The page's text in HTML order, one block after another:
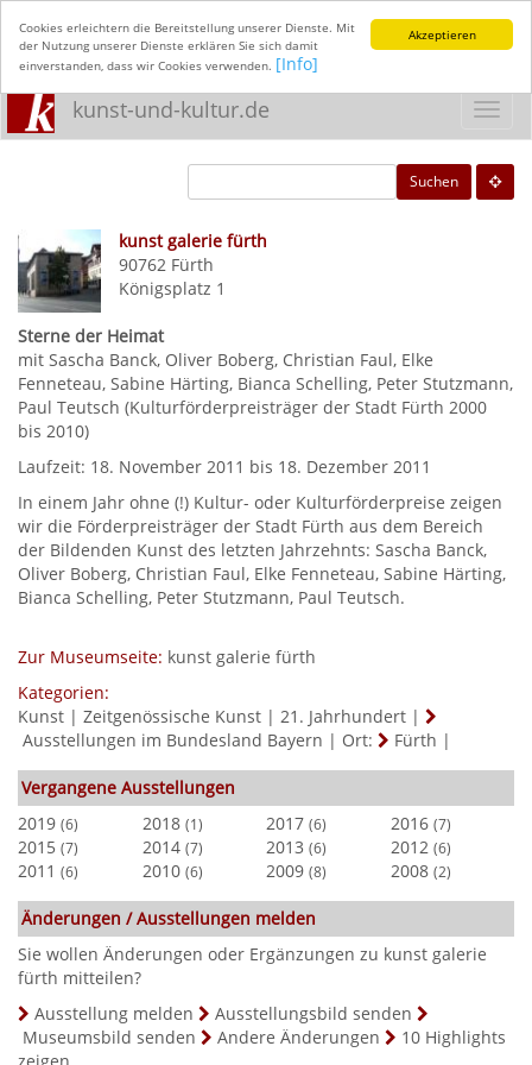
Akzeptieren
Cookies erleichtern die Bereitstellung unserer Dienste. Mit
der Nutzung unserer Dienste erklären Sie sich damit
einverstanden, dass wir Cookies verwenden. [Info]
kunst-und-kultur.de
Suchen
kunst galerie fürth
90762 Fürth
Königsplatz 1
Sterne der Heimat
mit Sascha Banck, Oliver Boberg, Christian Faul, Elke
Fenneteau, Sabine Härting, Bianca Schelling, Peter Stutzmann,
Paul Teutsch (Kulturförderpreisträger der Stadt Fürth 2000
bis 2010)
Laufzeit: 18. November 2011 bis 18. Dezember 2011
In einem Jahr ohne (!) Kultur- oder Kulturförderpreise zeigen
wir die Förderpreisträger der Stadt Fürth aus dem Bereich
der Bildenden Kunst des letzten Jahrzehnts: Sascha Banck,
Oliver Boberg, Christian Faul, Elke Fenneteau, Sabine Härting,
Bianca Schelling, Peter Stutzmann, Paul Teutsch.
Zur Museumseite: kunst galerie fürth
Kategorien:
Kunst | Zeitgenössische Kunst | 21. Jahrhundert |
Ausstellungen im Bundesland Bayern | Ort: Fürth |
Vergangene Ausstellungen
2019 (6) 2018 (1) 2017 (6) 2016 (7)
2015 (7) 2014 (7) 2013 (6) 2012 (6)
2011 (6) 2010 (6) 2009 (8) 2008 (2)
Änderungen / Ausstellungen melden
Sie wollen Änderungen oder Ergänzungen zu kunst galerie
fürth mitteilen?
Ausstellung melden
Ausstellungsbild senden
Museumsbild senden
Andere Änderungen
10 Highlights
zeigen